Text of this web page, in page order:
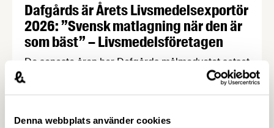
Denna webbplats använder cookies
Dafgårds är Årets Livsmedelsexportör
2026: ”Svensk matlagning när den är
som bäst” – Livsmedelsföretagen
De senaste åren har Dafgårds målmedvetet satsat
på att sälja till större globala aktörer, med
resultatet att exporten idag utgör 35 procent av
fortfarande i ”Köket i Källby”, och för sina